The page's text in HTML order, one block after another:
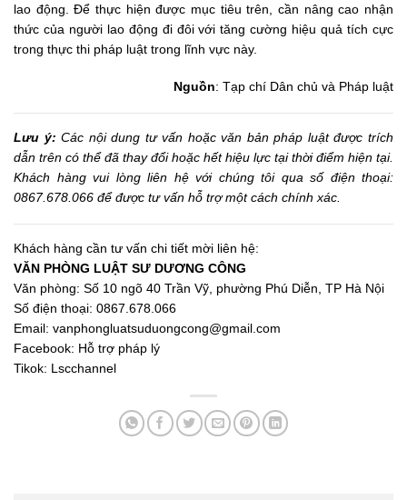
lao động. Để thực hiện được mục tiêu trên, cần nâng cao nhận
thức của người lao động đi đôi với tăng cường hiệu quả tích cực
trong thực thi pháp luật trong lĩnh vực này.
Nguồn: Tạp chí Dân chủ và Pháp luật
Lưu ý: Các nội dung tư vấn hoặc văn bản pháp luật được trích
dẫn trên có thể đã thay đổi hoặc hết hiệu lực tại thời điểm hiện tại.
Khách hàng vui lòng liên hệ với chúng tôi qua số điện thoại:
0867.678.066 để được tư vấn hỗ trợ một cách chính xác.
Khách hàng cần tư vấn chi tiết mời liên hệ:
VĂN PHÒNG LUẬT SƯ DƯƠNG CÔNG
Văn phòng: Số 10 ngõ 40 Trần Vỹ, phường Phú Diễn, TP Hà Nội
Số điện thoại: 0867.678.066
Email: vanphongluatsuduongcong@gmail.com
Facebook: Hỗ trợ pháp lý
Tikok: Lscchannel